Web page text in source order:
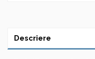
Descriere